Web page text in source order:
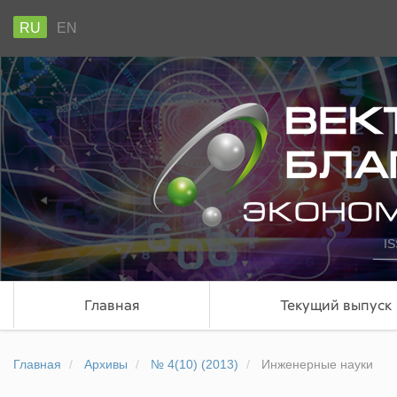
RU EN
Главная Текущий выпуск
Главная Архивы № 4(10) (2013) Инженерные науки